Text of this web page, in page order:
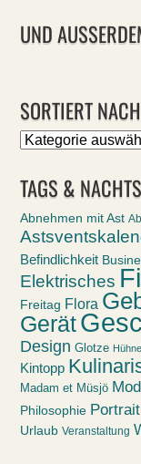
UND
SORTIERT NACH
Sortiert
TAGS & NACHTS
Abnehmen mit Ast
Befindlichkeit
Elektrisches
Freitag Flora
Gerät
Design Glotze
Kintopp
Madam et Müsjö
Philosophie Portrait
Urlaub Veranstaltung